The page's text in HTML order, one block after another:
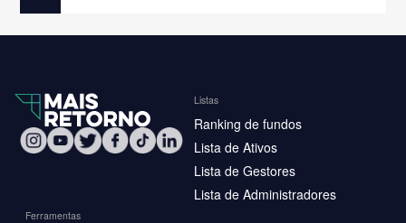
Listas
Ranking de fundos
Lista de Ativos
Lista de Gestores
Lista de Administradores
Ferramentas